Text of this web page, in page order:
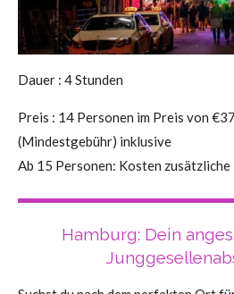
Dauer : 4 Stunden
Preis : 14 Personen im Preis von
(Mindestgebühr) inklusive
Ab 15 Personen: Kosten zusätzliche
Hamburg: Dein